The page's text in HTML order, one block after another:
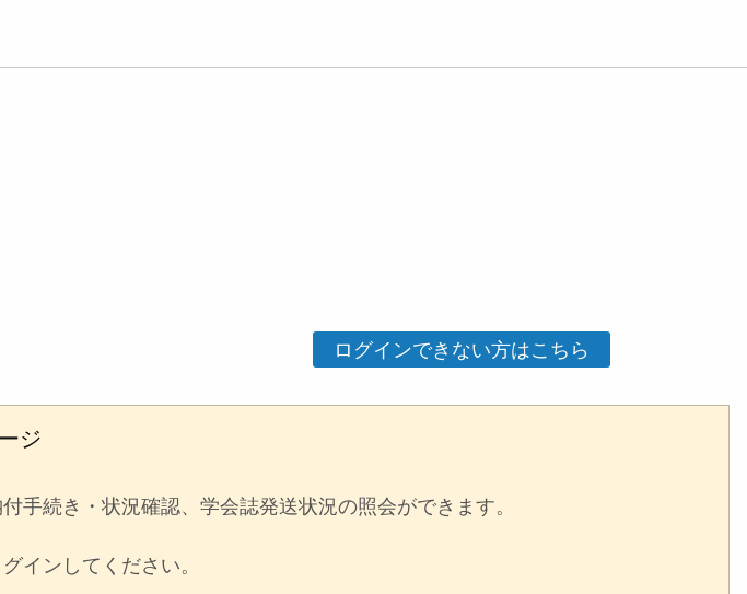
ログインできない方はこちら
ジ
手続き・状況確認、学会誌発送状況の照会ができます。
インしてください。